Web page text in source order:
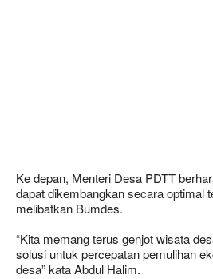
Ke depan, Menteri Desa PDTT
dapat dikembangkan secara optimal
melibatkan Bumdes.
“Kita memang terus genjot wisata
solusi untuk percepatan pemulihan
desa” kata Abdul Halim.